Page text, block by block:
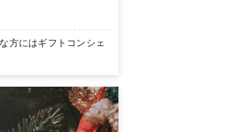
方にはギフトコンシェ